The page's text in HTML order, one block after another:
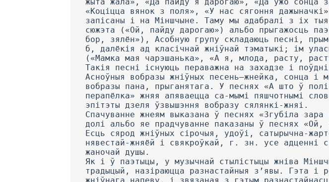
«Коціцца вянок з поля», «У нас сягоння
запісаны і на Міншчыне. Таму мы адабралі з іх
сюжэта («Ой, пайду дарогаю») альбо прыгажосць
бор, зялён»), Асобную групу складаюць песні,
б, далёкія ад класічнай жніўнай тэматыкі; ім
(«Мамка мая чарэшанька», «А я, млода, расту,
Такія песні існуюць пераважна на захадзе і
Асноўныя вобразы жніўных песень—жнейка, сонца
вобразы пана, прыганятага. У песнях «А што ў
перапёлка» жняя апяваецца са-мымі пяшчотнымі
эпітэты дзеля ўзвышэння вобразу сялянкі-жняі.
Спачуванне жнеям выказана ў песнях «Згубіла
долі альбо яе прадчуванне паказаны ў песнях
Есць сярод жніўных сірочыя, удоўі, сатырычна-
нявестай-жняёй і свякроўкай, г. зн. усе адценні
жаночай душы.
Як і ў паэтыцы, у музычнай стылістыцы жніва
традыцый, назіраюцца разнастайныя з’явы. Гэта і